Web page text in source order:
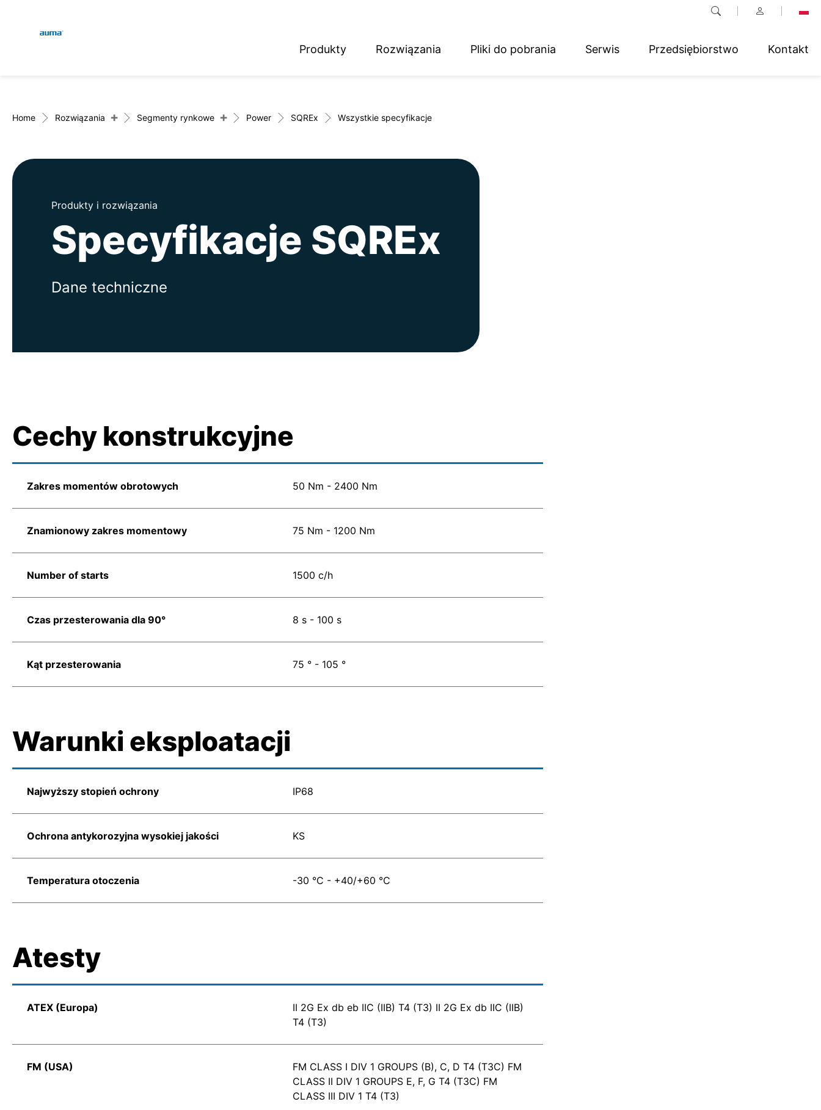
Produkty Rozwiązania Pliki do pobrania Serwis Przedsiębiorstwo Kontakt
Europa
Azja i Pacyfik
Ameryka Północna
Home Rozwiązania + Segmenty rynkowe + Power SQREx Wszystkie specyfikacje
Produkty i rozwiązania
Specyfikacje SQREx
Dane techniczne
Cechy konstrukcyjne
Zakres momentów obrotowych 50 Nm - 2400 Nm
Znamionowy zakres momentowy 75 Nm - 1200 Nm
Number of starts 1500 c/h
Czas przesterowania dla 90° 8 s - 100 s
Kąt przesterowania 75 ° - 105 °
Warunki eksploatacji
Najwyższy stopień ochrony IP68
Ochrona antykorozyjna wysokiej jakości KS
Temperatura otoczenia -30 °C - +40/+60 °C
Atesty
ATEX (Europa)
II 2G Ex db eb IIC (IIB) T4 (T3) II 2G Ex db IIC (IIB)
T4 (T3)
FM (USA)
FM CLASS I DIV 1 GROUPS (B), C, D T4 (T3C) FM
CLASS II DIV 1 GROUPS E, F, G T4 (T3C) FM
CLASS III DIV 1 T4 (T3)